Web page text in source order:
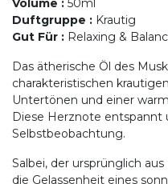
Volume : 50ml
Duftgruppe : Krautig
Gut Für : Relaxing &
Das ätherische Öl des
charakteristischen
Untertönen und einer
Diese Herznote
Selbstbeobachtung.
Salbei, der ursprünglich
die Gelassenheit eines